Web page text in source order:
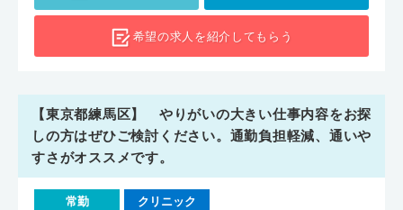
希望の求人を紹介してもらう
【東京都練馬区】 やりがいの大きい仕事内容をお探
しの方はぜひご検討ください。通勤負担軽減、通いや
すさがオススメです。
常勤 クリニック